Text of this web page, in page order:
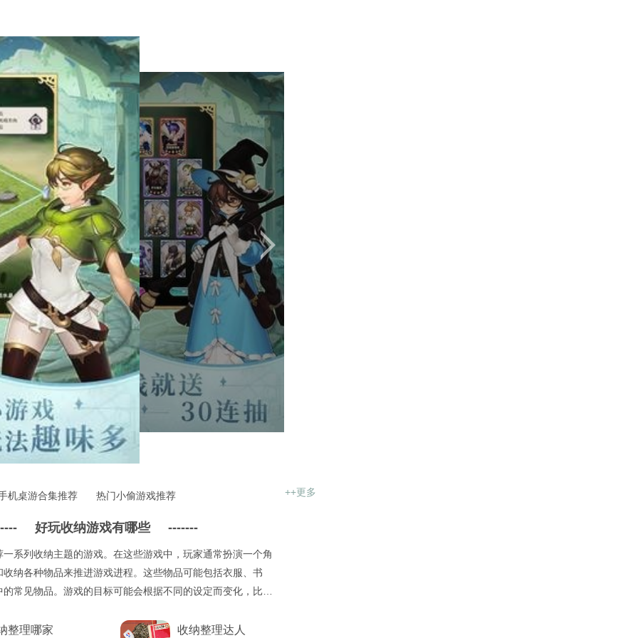
机桌游合集推荐 热门小偷游戏推荐 ++更多
好玩收纳游戏有哪些 -------
系列收纳主题的游戏。在这些游戏中，玩家通常扮演一个角
纳各种物品来推进游戏进程。这些物品可能包括衣服、书
常见物品。游戏的目标可能会根据不同的设定而变化，比如
整理哪家 收纳整理达人